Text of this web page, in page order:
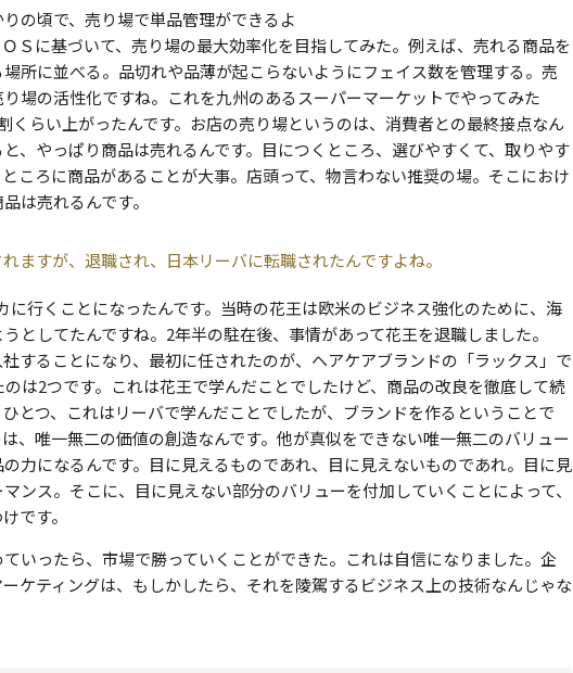
の頃で、売り場で単品管理ができるよ
Ｓに基づいて、売り場の最大効率化を目指してみた。例えば、売れる商品を
所に並べる。品切れや品薄が起こらないようにフェイス数を管理する。売
場の活性化ですね。これを九州のあるスーパーマーケットでやってみた
くらい上がったんです。お店の売り場というのは、消費者との最終接点なん
、やっぱり商品は売れるんです。目につくところ、選びやすくて、取りやす
ころに商品があることが大事。店頭って、物言わない推奨の場。そこにおけ
は売れるんです。
ますが、退職され、日本リーバに転職されたんですよね。
に行くことになったんです。当時の花王は欧米のビジネス強化のために、海
としてたんですね。2年半の駐在後、事情があって花王を退職しました。
することになり、最初に任されたのが、ヘアケアブランドの「ラックス」で
は2つです。これは花王で学んだことでしたけど、商品の改良を徹底して続
とつ、これはリーバで学んだことでしたが、ブランドを作るということで
、唯一無二の価値の創造なんです。他が真似をできない唯一無二のバリュー
力になるんです。目に見えるものであれ、目に見えないものであれ。目に見
ンス。そこに、目に見えない部分のバリューを付加していくことによって、
です。
いったら、市場で勝っていくことができた。これは自信になりました。企
ケティングは、もしかしたら、それを陵駕するビジネス上の技術なんじゃな